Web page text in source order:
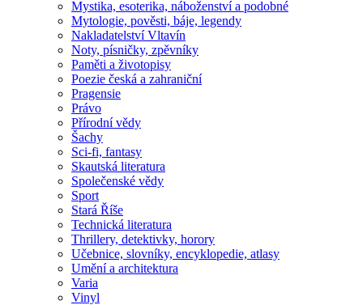
Mystika, esoterika, náboženství a podobné
Mytologie, pověsti, báje, legendy
Nakladatelství Vltavín
Noty, písničky, zpěvníky
Paměti a životopisy
Poezie česká a zahraniční
Pragensie
Právo
Přírodní vědy
Šachy
Sci-fi, fantasy
Skautská literatura
Společenské vědy
Sport
Stará Říše
Technická literatura
Thrillery, detektivky, horory
Učebnice, slovníky, encyklopedie, atlasy
Umění a architektura
Varia
Vinyl